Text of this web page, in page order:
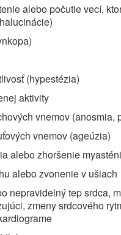
alebo počutie vecí,
(hypestézia)
aktivity
vnemov (anosmia,
vnemov (ageúzia)
alebo zhoršenie
alebo zvonenie v ušiach
nepravidelný tep srdca,
zmeny srdcového